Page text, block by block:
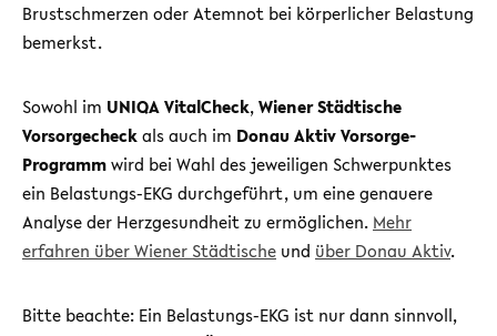
Brustschmerzen oder Atemnot bei körperlicher Belastung
bemerkst.
Sowohl im UNIQA VitalCheck,Wiener Städtische
Vorsorgecheckals auch im Donau Aktiv Vorsorge-
Programmwird bei Wahl des jeweiligen Schwerpunktes
ein Belastungs-EKG durchgeführt, um eine genauere
Analyse der Herzgesundheit zu ermöglichen. Mehr
erfahren über Wiener Städtische und über Donau Aktiv.
Bitte beachte: Ein Belastungs-EKG ist nur dann sinnvoll,